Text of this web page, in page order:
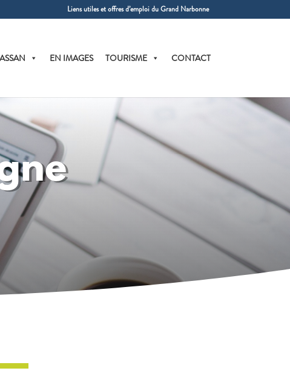
Liens utiles et offres d’emploi du Grand Narbonne
EN IMAGES TOURISME CONTACT